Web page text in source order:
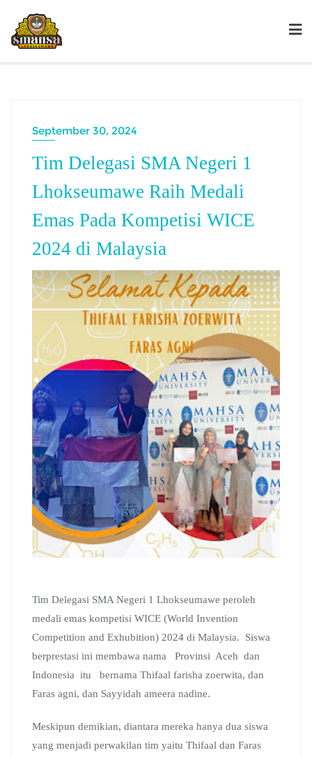
September 30, 2024
Tim Delegasi SMA Negeri 1
Lhokseumawe Raih Medali
Emas Pada Kompetisi WICE
2024 di Malaysia
Tim Delegasi SMA Negeri 1 Lhokseumawe peroleh
medali emas kompetisi WICE (World Invention
Competition and Exhubition) 2024 di Malaysia. Siswa
berprestasi ini membawa nama Provinsi Aceh dan
Indonesia itu bernama Thifaal farisha zoerwita, dan
Faras agni, dan Sayyidah ameera nadine.
Meskipun demikian, diantara mereka hanya dua siswa
yang menjadi perwakilan tim yaitu Thifaal dan Faras